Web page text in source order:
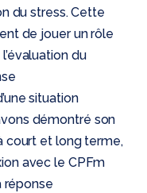
du stress. Cette
de jouer un rôle
du
situation
démontré son
court et long terme,
avec le CPFm
réponse